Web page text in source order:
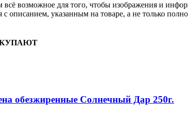
всё возможное для того, чтобы изображения и
с описанием, указанным на товаре, а не только
обезжиренные Солнечный Дар 250г.